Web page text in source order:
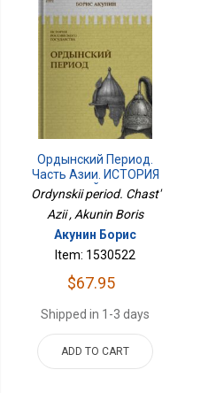
Ордынский Период.
Часть Азии. ИСТОРИЯ
РОССИЙСКОГО
ГОСУДАРСТВА Том II
Ordynskii period. Chast'
Azii , Akunin Boris
Акунин Борис
Item: 1530522
$67.95
Shipped in 1-3 days
ADD TO CART